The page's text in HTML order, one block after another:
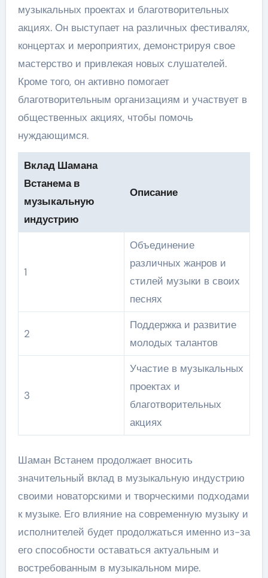
музыкальных проектах и благотворительных
акциях. Он выступает на различных фестивалях,
концертах и мероприятих, демонстрируя свое
мастерство и привлекая новых слушателей.
Кроме того, он активно помогает
благотворительным организациям и участвует в
общественных акциях, чтобы помочь
нуждающимся.
Вклад Шамана
Встанема в
музыкальную
индустрию
Описание
1
Объединение
различных жанров и
стилей музыки в своих
песнях
2
Поддержка и развитие
молодых талантов
3
Участие в музыкальных
проектах и
благотворительных
акциях
Шаман Встанем продолжает вносить
значительный вклад в музыкальную индустрию
своими новаторскими и творческими подходами
к музыке. Его влияние на современную музыку и
исполнителей будет продолжаться именно из-за
его способности оставаться актуальным и
востребованным в музыкальном мире.